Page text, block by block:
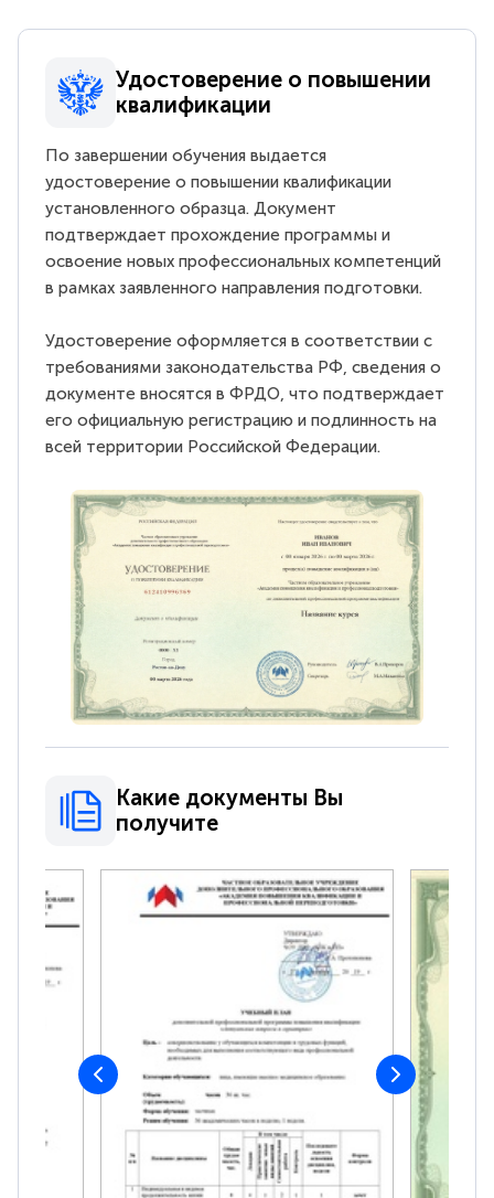
Удостоверение о повышении
квалификации
По завершении обучения выдается
удостоверение о повышении квалификации
установленного образца. Документ
подтверждает прохождение программы и
освоение новых профессиональных компетенций
в рамках заявленного направления подготовки.
Удостоверение оформляется в соответствии с
требованиями законодательства РФ, сведения о
документе вносятся в ФРДО, что подтверждает
его официальную регистрацию и подлинность на
всей территории Российской Федерации.
Какие документы Вы
получите